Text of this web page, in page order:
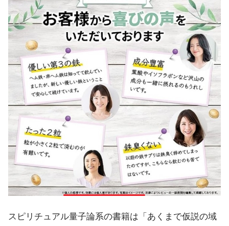
スピリチュアル量子論系の書籍は「あくまで仮説の域